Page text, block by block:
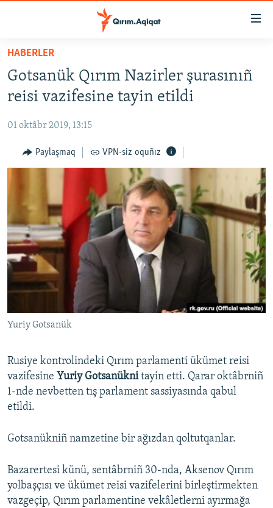
Esas
qaytmaq
Baş
qaytmaq
qaytmaq
CEMİYET
MEDENİYET
İNSAN AQLARI
SÜRET
BLOGLAR
FİKİR
Русский
Українською
RFE/RS bütün saytları
HABERLER
Gotsanük Qırım Nazirler şurasınıñ
reisi vazifesine tayin etildi
01 oktâbr 2019, 13:15
Paylaşmaq VPN-siz oquñız
Yuriy Gotsanük
Rusiye kontrolindeki Qırım parlamenti ükümet reisi
vazifesine Yuriy Gotsanüknitayin etti. Qarar oktâbrniñ
1-nde nevbetten tış parlament sassiyasında qabul
etildi.
Gotsanükniñ namzetine bir ağızdan qoltutqanlar.
Bazarertesi künü, sentâbrniñ 30-nda, Aksenov Qırım
yolbaşçısı ve ükümet reisi vazifelerini birleştirmekten
vazgeçip, Qırım parlamentine vekâletlerni ayırmağa